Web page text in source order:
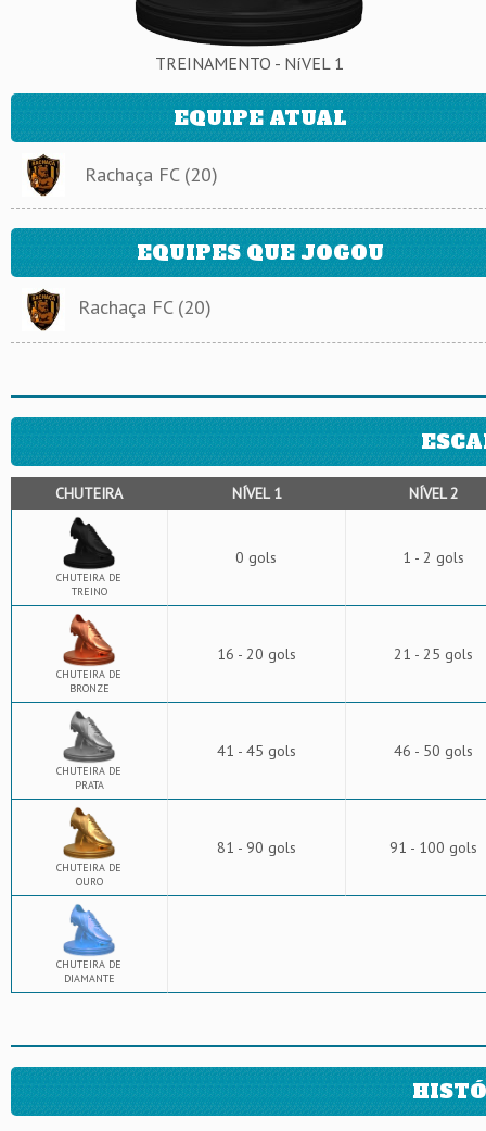
TREINAMENTO - NíVEL 1
EQUIPE ATUAL
Rachaça FC (20)
EQUIPES QUE JOGOU
Rachaça FC (20)
CHUTEIRA NÍVEL 1 NÍVEL 2
CHUTEIRA DE
TREINO
0 gols 1 - 2 gols
CHUTEIRA DE
BRONZE
16 - 20 gols 21 - 25 gols
CHUTEIRA DE
PRATA
41 - 45 gols 46 - 50 gols
CHUTEIRA DE
OURO
81 - 90 gols 91 - 100 gols
CHUTEIRA DE
DIAMANTE